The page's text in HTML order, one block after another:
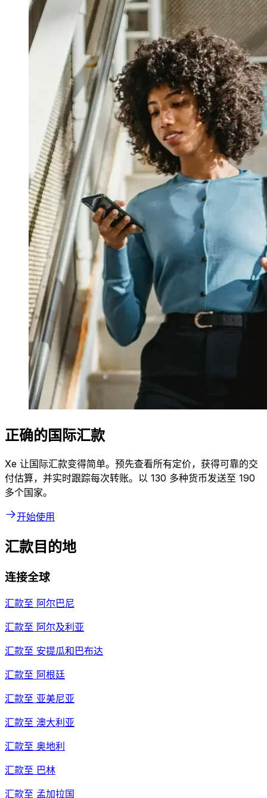
正确的国际汇款
Xe 让国际汇款变得简单。预先查看所有定价，获得可靠的交
付估算，并实时跟踪每次转账。以 130 多种货币发送至 190
多个国家。
开始使用
汇款目的地
连接全球
汇款至 阿尔巴尼
汇款至 阿尔及利亚
汇款至 安提瓜和巴布达
汇款至 阿根廷
汇款至 亚美尼亚
汇款至 澳大利亚
汇款至 奥地利
汇款至 巴林
汇款至 孟加拉国